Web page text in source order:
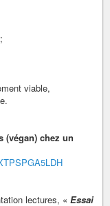
viable,
(végan) chez un
lectures, « Essai